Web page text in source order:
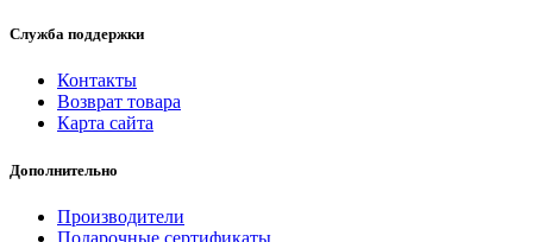
Служба поддержки
Контакты
Возврат товара
Карта сайта
Дополнительно
Производители
Подарочные сертификаты